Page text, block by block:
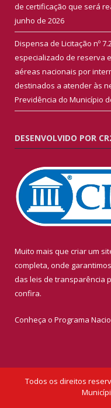
de certificação que será
junho de 2026
Dispensa de Licitação nº
especializado de reserva
aéreas nacionais por
destinados a atender às
Previdência do Município
DESENVOLVIDO POR
Muito mais que criar um
completa, onde
das leis de transparência
confira.
Conheça o Programa
Todos os direitos